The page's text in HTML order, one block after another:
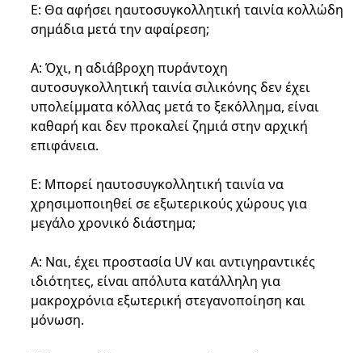
Ε: Θα αφήσει ηαυτοσυγκολλητική ταινίακολλώδη
σημάδια μετά την αφαίρεση;
Α: Όχι, η αδιάβροχη πυράντοχη
αυτοσυγκολλητική ταινία σιλικόνηςδεν έχει
υπολείμματα κόλλας μετά το ξεκόλλημα, είναι
καθαρή και δεν προκαλεί ζημιά στην αρχική
επιφάνεια.
Ε: Μπορεί ηαυτοσυγκολλητική ταινίανα
χρησιμοποιηθεί σε εξωτερικούς χώρους για
μεγάλο χρονικό διάστημα;
Α: Ναι, έχει προστασία UV και αντιγηραντικές
ιδιότητες, είναι απόλυτα κατάλληλη για
μακροχρόνια εξωτερική στεγανοποίηση και
μόνωση.